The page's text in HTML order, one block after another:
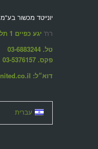
יונייטד מכשור בע"מ
רח' יגע כפיים 1 תל אביב
טל. 03-6883244
פקס. 03-5376157
דוא״ל: info@united.co.il
עברית